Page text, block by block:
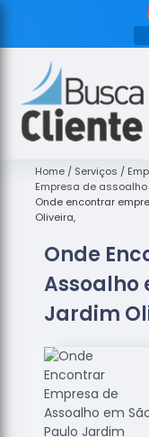
Assoalhos
de Madeira
Decks de
Madeira
Empresas
Assoalhos
de Madeira
Assoalhos
Raspagem
de
Assoalhos
Home Serviços
Empresa de
Onde encontrar
Oliveira,
Onde
Assoalho
Jardim